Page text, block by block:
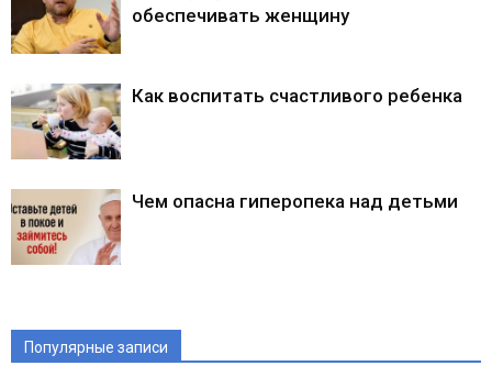
обеспечивать женщину
Как воспитать счастливого ребенка
Чем опасна гиперопека над детьми
Популярные записи